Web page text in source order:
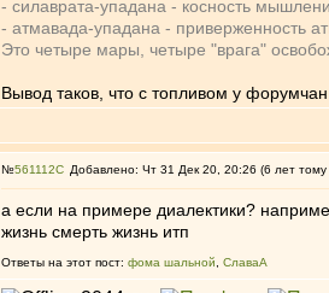
- силаврата-упадана - косность
- атмавада-упадана - приверженность
Это четыре мары, четыре "врага"
Вывод таков, что с топливом у
№561112 Добавлено: Чт 31 Дек 20, 20:26 (6 лет тому
а если на примере диалектики?
жизнь смерть жизнь итп
Ответы на этот пост: фома шальной СлаваА